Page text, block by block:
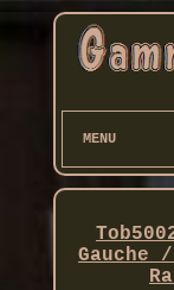
MENU
Gauche